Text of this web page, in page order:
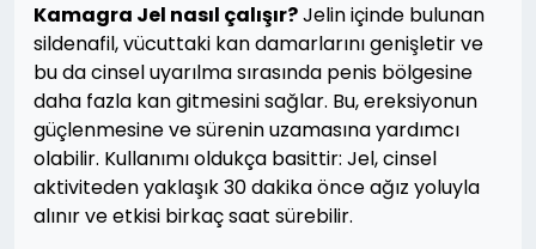
Kamagra Jel nasıl çalışır?Jelin içinde bulunan
sildenafil, vücuttaki kan damarlarını genişletir ve
bu da cinsel uyarılma sırasında penis bölgesine
daha fazla kan gitmesini sağlar. Bu, ereksiyonun
güçlenmesine ve sürenin uzamasına yardımcı
olabilir. Kullanımı oldukça basittir: Jel, cinsel
aktiviteden yaklaşık 30 dakika önce ağız yoluyla
alınır ve etkisi birkaç saat sürebilir.